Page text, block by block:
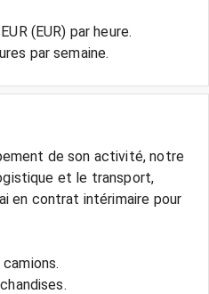
(EUR) par heure.
de son activité, notre
et le transport,
en contrat intérimaire pour